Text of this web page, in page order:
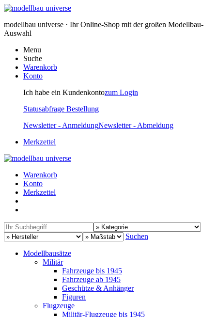
modellbau universe · Ihr Online-Shop mit der großen Modellbau-
Auswahl
Menu
Suche
Warenkorb
Konto
Ich habe ein Kundenkontozum Login
Statusabfrage Bestellung
Newsletter - AnmeldungNewsletter - Abmeldung
Merkzettel
Warenkorb
Konto
Merkzettel
Suchen
Modellbausätze
Militär
Fahrzeuge bis 1945
Fahrzeuge ab 1945
Geschütze & Anhänger
Figuren
Flugzeuge
Militär-Flugzeuge bis 1945